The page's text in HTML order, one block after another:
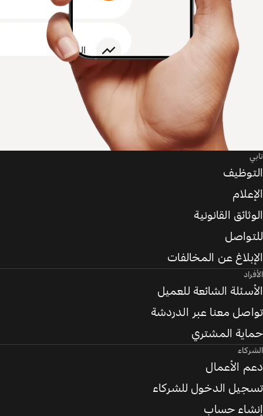
تابي
التوظيف
الإعلام
الوثائق القانونية
للتواصل
الإبلاغ عن المخالفات
الأفراد
الأسئلة الشائعة للعميل
تواصل معنا عبر الدردشة
حماية المشتري
الشركاء
دعم الأعمال
تسجيل الدخول للشركاء
إنشاء حساب